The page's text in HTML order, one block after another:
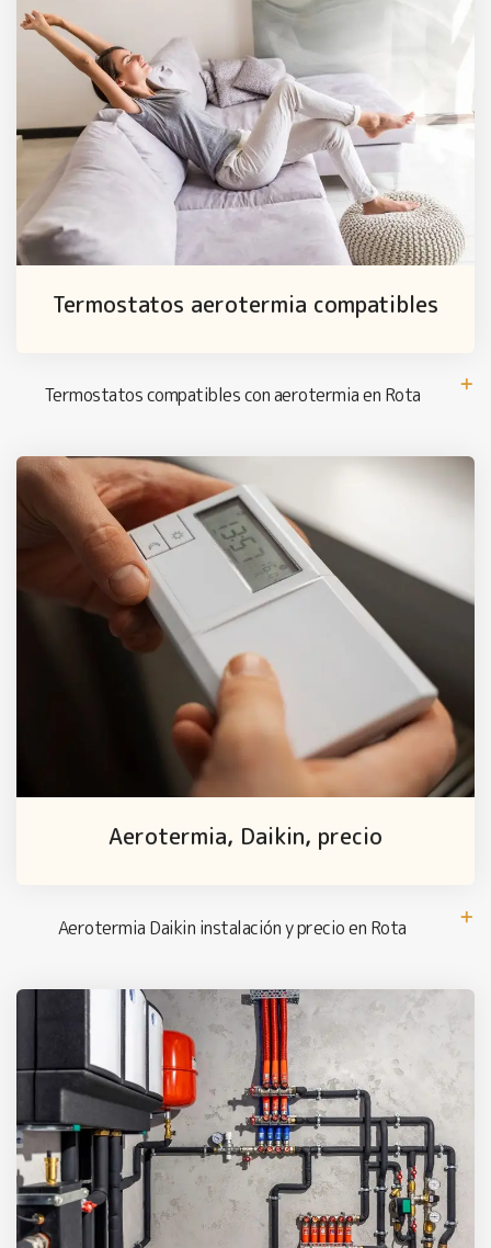
Termostatos aerotermia compatibles
Termostatos compatibles con aerotermia en Rota
Aerotermia, Daikin, precio
Aerotermia Daikin instalación y precio en Rota